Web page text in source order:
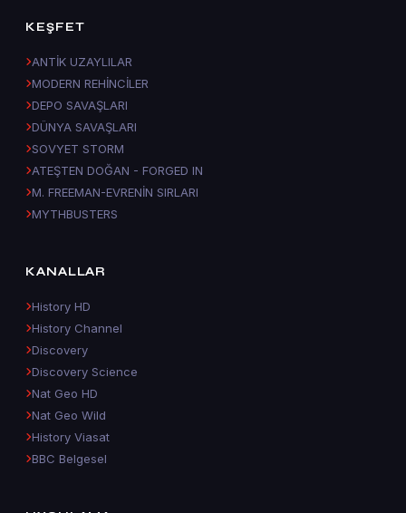
KEŞFET
ANTİK UZAYLILAR
MODERN REHİNCİLER
DEPO SAVAŞLARI
DÜNYA SAVAŞLARI
SOVYET STORM
ATEŞTEN DOĞAN - FORGED IN
M. FREEMAN-EVRENİN SIRLARI
MYTHBUSTERS
KANALLAR
History HD
History Channel
Discovery
Discovery Science
Nat Geo HD
Nat Geo Wild
History Viasat
BBC Belgesel